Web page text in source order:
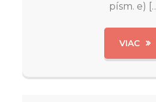
písm. e)
VIAC